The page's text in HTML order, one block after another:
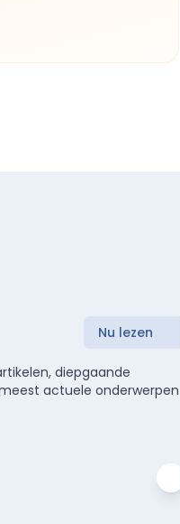
Nu lezen
diepgaande
actuele onderwerpen